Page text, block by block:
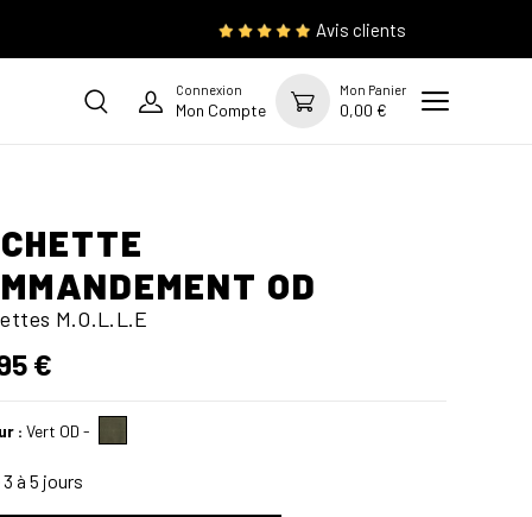
Avis clients
Connexion
Mon Compte
Mon Panier
0,00 €
OD
M.O.L.L.E
€
: Vert OD -
3 à 5 jours